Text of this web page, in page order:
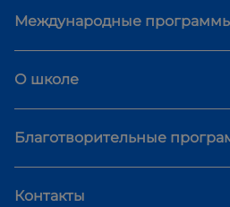
Международные
О школе
Благотворительные
Контакты